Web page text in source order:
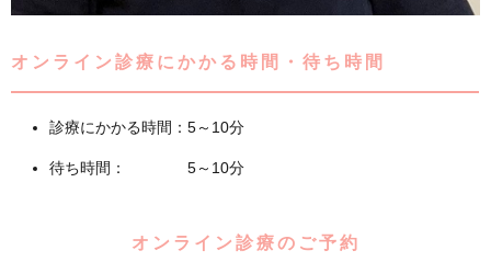
オンライン診療にかかる時間・待ち時間
診療にかかる時間：5～10分
待ち時間： 5～10分
オンライン診療のご予約